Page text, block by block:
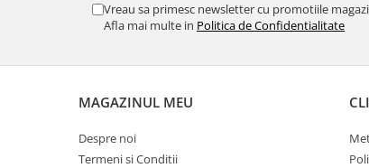
Vreau sa primesc newsletter cu promotiile
Afla mai multe in Politica de Confidentialitate
MAGAZINUL MEU
Despre noi
Termeni si Conditii